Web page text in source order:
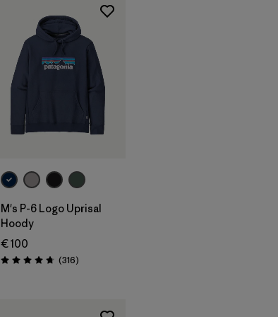
M's P-6 Logo Uprisal
Hoody
€ 100
Évaluation: 4.8 / 5
(316Avis
)